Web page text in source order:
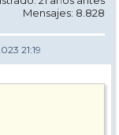
Mensajes: 8.828
21:19